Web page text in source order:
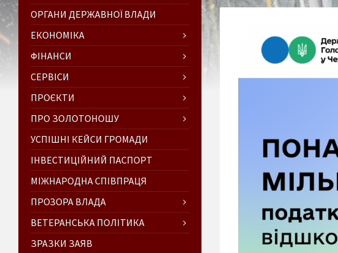
ОРГАНИ ДЕРЖАВНОЇ ВЛАДИ
ЕКОНОМІКА
ФІНАНСИ
СЕРВІСИ
ПРОЄКТИ
ПРО ЗОЛОТОНОШУ
УСПІШНІ КЕЙСИ ГРОМАДИ
ІНВЕСТИЦІЙНИЙ ПАСПОРТ
МІЖНАРОДНА СПІВПРАЦЯ
ПРОЗОРА ВЛАДА
ВЕТЕРАНСЬКА ПОЛІТИКА
ЗРАЗКИ ЗАЯВ